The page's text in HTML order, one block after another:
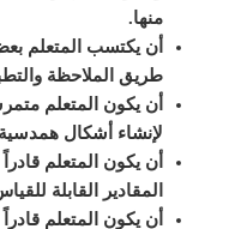
منها.
أن يكتسب المتعلم
طريق الملاحظة
أن يكون المتعلم
لإنشاء أشكال
أن يكون المتعلم
المقادير القابلة
أن يكون المتعلم